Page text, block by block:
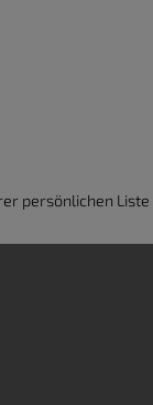
persönlichen Liste